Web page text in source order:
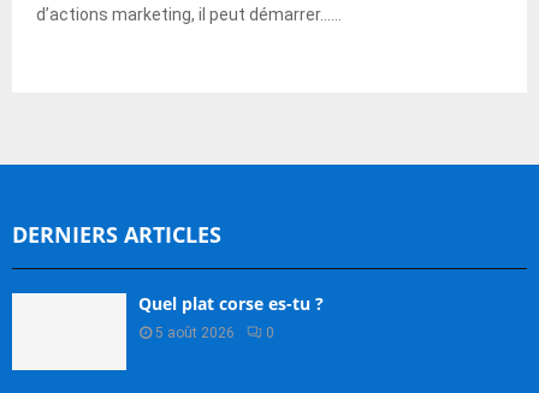
d’actions marketing, il peut démarrer......
DERNIERS ARTICLES
Quel plat corse es-tu ?
5 août 2026 0